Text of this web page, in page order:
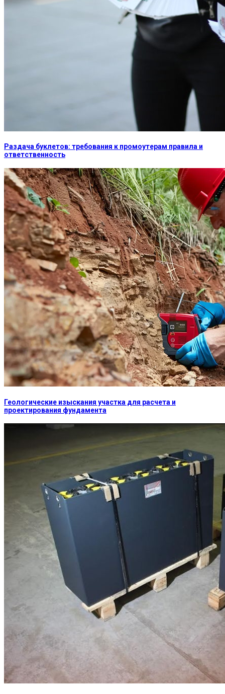
Раздача буклетов: требования к промоутерам правила и
ответственность
Геологические изыскания участка для расчета и
проектирования фундамента